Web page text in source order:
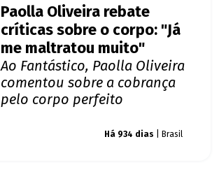
Paolla Oliveira rebate
críticas sobre o corpo: "Já
me maltratou muito"
Ao Fantástico, Paolla Oliveira
comentou sobre a cobrança
pelo corpo perfeito
Há 934 dias | Brasil